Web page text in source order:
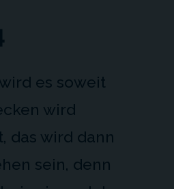
es soweit
wird
das wird dann
sein, denn